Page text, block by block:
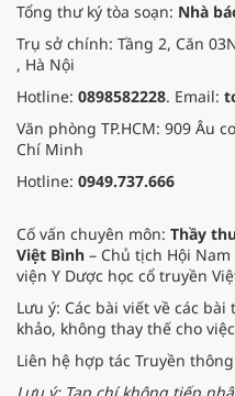
Tổng thư ký tòa soạn: Nhà
Trụ sở chính: Tầng 2, Căn
, Hà Nội
Hotline: 0898582228. Email:
Văn phòng TP.HCM: 909 Âu
Chí Minh
Hotline: 0949.737.666
Cố vấn chuyên môn: Thầy
Việt Bình – Chủ tịch Hội
viện Y Dược học cổ truyền
Lưu ý: Các bài viết về các
khảo, không thay thế cho
Liên hệ hợp tác Truyền